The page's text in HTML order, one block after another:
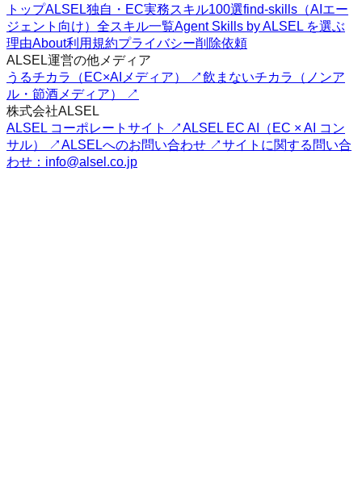
トップALSEL独自・EC実務スキル100選find-skills（AIエー
ジェント向け） 全スキル一覧Agent Skills by ALSEL を選ぶ
理由About利用規約プライバシー削除依頼
ALSEL運営の他メディア
うるチカラ（EC×AIメディア） ↗飲まないチカラ（ノンア
ル・節酒メディア） ↗
株式会社ALSEL
ALSEL コーポレートサイト ↗ALSEL EC AI（EC × AI コン
サル） ↗ALSELへのお問い合わせ ↗サイトに関する問い合
わせ：info@alsel.co.jp